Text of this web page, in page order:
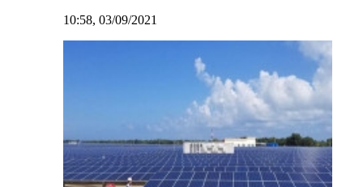
10:58, 03/09/2021